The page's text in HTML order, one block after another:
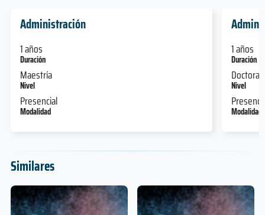
Administración
1 años
Duración
Maestría
Nivel
Presencial
Modalidad
1 años
Duración
Nivel
Modalidad
Similares